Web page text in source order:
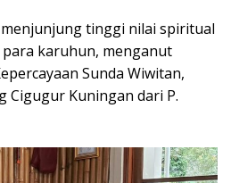
tinggi nilai spiritual
karuhun, menganut
Sunda Wiwitan,
Cigugur Kuningan dari P.